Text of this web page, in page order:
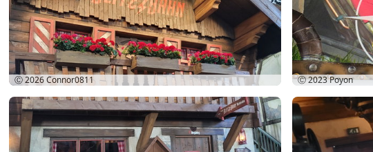
Ⓒ 2026Connor0811 Ⓒ 2023Poyon